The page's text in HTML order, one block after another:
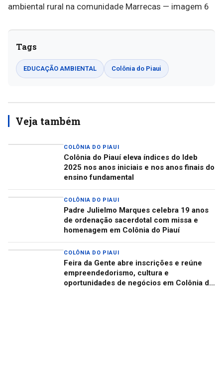
Tags
EDUCAÇÃO AMBIENTAL Colônia do Piaui
Veja também
COLÔNIA DO PIAUI
Colônia do Piauí eleva índices do Ideb
2025 nos anos iniciais e nos anos finais do
ensino fundamental
COLÔNIA DO PIAUI
Padre Julielmo Marques celebra 19 anos
de ordenação sacerdotal com missa e
homenagem em Colônia do Piauí
COLÔNIA DO PIAUI
Feira da Gente abre inscrições e reúne
empreendedorismo, cultura e
oportunidades de negócios em Colônia do